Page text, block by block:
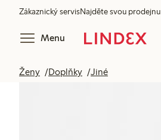
Zákaznický servisNajděte svou prodejnu
Menu
Ženy Doplňky Jiné